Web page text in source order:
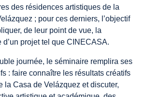
des résidences artistiques de la
; pour ces derniers, l’objectif
de leur point de vue, la
d’un projet tel que CINECASA.
journée, le séminaire remplira ses
: faire connaître les résultats créatifs
la Casa de Velázquez et discuter,